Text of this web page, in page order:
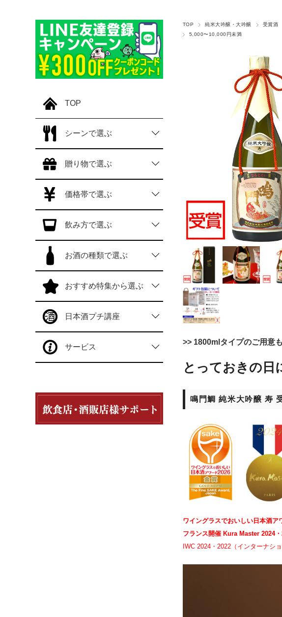
TOP 純米大吟醸・大吟醸 受賞酒
5,000〜10,000円未満
>> 1800mlタイプのご用意
とっておきの日
鳴門鯛 純米大吟醸 寿
ワイングラスでおいしい日本酒ア
フランス開催 Kura Master 2024
IWC 2024・2022（インターナシ
TOP
シーンで選ぶ
贈り物で選ぶ
価格帯で選ぶ
飲み方で選ぶ
お酒の種類で選ぶ
おすすめ特集から選ぶ
日本酒プチ講座
サービス